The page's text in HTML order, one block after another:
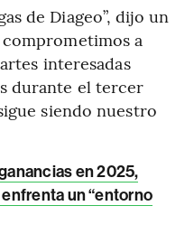
de Diageo”, dijo un
a
interesadas
durante el tercer
siendo nuestro
en 2025,
un “entorno